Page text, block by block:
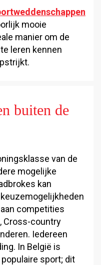
mooie
manier om de
leren kennen
buiten de
van de
mogelijke
kan
competities
Cross-country
Iedereen
In België is
sport; dit